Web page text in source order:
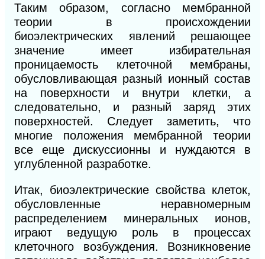
Таким образом, согласно мембранной
теории в происхождении
биоэлектрических явлений решающее
значение имеет избирательная
проницаемость клеточной мембраны,
обусловливающая разный ионный состав
на поверхности и внутри клетки, а
следовательно, и разный заряд этих
поверхностей. Следует заметить, что
многие положения мембранной теории
все еще дискуссионны и нуждаются в
углубленной разработке.
Итак, биоэлектрические свойства клеток,
обусловленные неравномерным
распределением минеральных ионов,
играют ведущую роль в процессах
клеточного возбуждения. Возникновение